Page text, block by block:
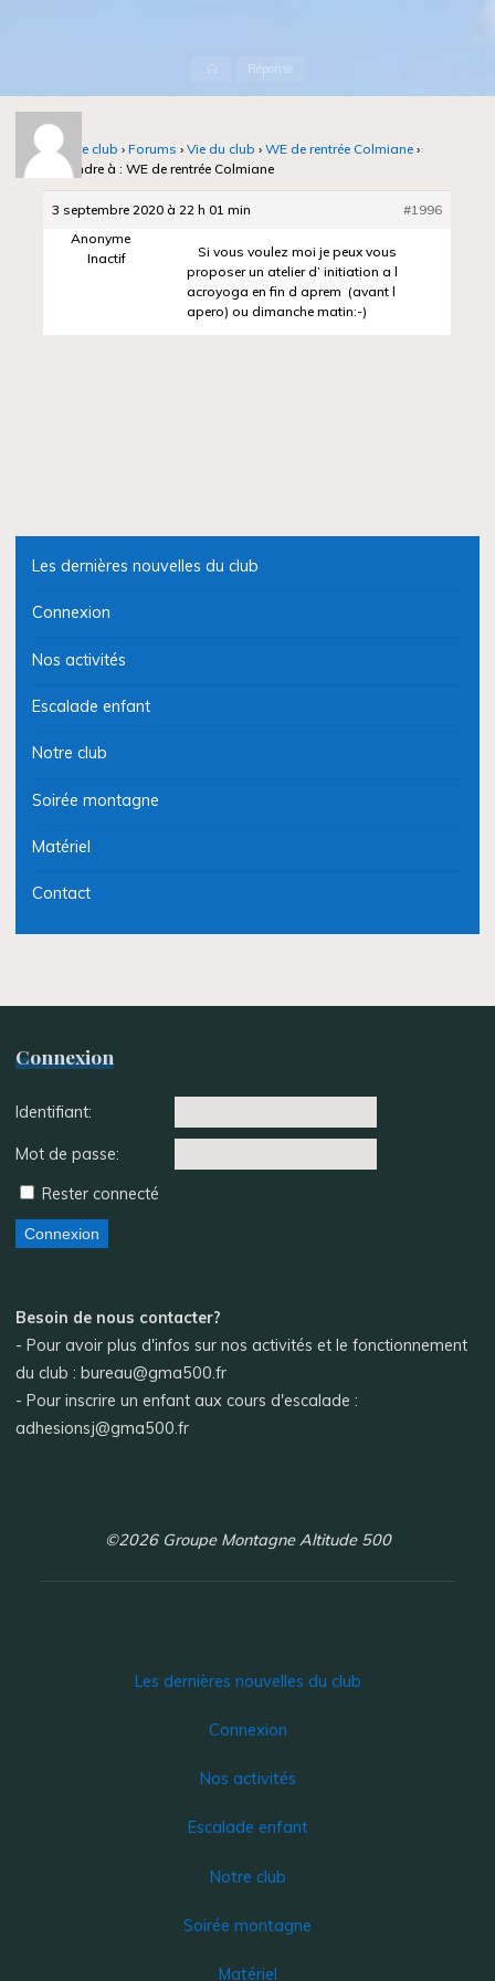
AccueilRéponse
Notre club › Forums › Vie du club › WE de rentrée Colmiane ›
Répondre à : WE de rentrée Colmiane
3 septembre 2020 à 22 h 01 min
#1996
Anonyme
Inactif
Si vous voulez moi je peux vous
proposer un atelier d’ initiation a l
acroyoga en fin d aprem (avant l
apero) ou dimanche matin:-)
Les dernières nouvelles du club
Connexion
Nos activités
Escalade enfant
Notre club
Soirée montagne
Matériel
Contact
Connexion
Identifiant:
Mot de passe:
Rester connecté
Connexion
Besoin de nous contacter?
- Pour avoir plus d'infos sur nos activités et le fonctionnement
du club : bureau@gma500.fr
- Pour inscrire un enfant aux cours d'escalade :
adhesionsj@gma500.fr
©2026 Groupe Montagne Altitude 500
Les dernières nouvelles du club
Connexion
Nos activités
Escalade enfant
Notre club
Soirée montagne
Matériel